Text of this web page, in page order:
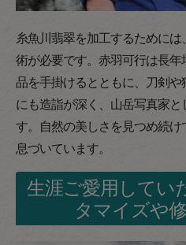
糸魚川翡翠を加工するために
術が必要です。赤羽可行は長
品を手掛けるとともに、刀剣
にも造詣が深く、山岳写真家
す。自然の美しさを見つめ続
息づいています。
生涯ご愛用してい
タマイズや